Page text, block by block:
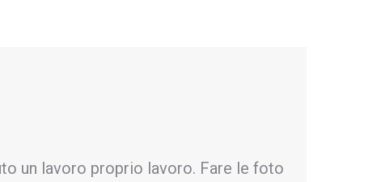
un lavoro proprio lavoro. Fare le foto